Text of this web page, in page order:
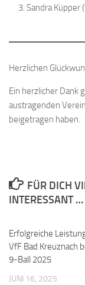
Sandra Küpper
Herzlichen
Ein herzlicher Dank
austragenden
beigetragen haben.
FÜR DICH
INTERESSANT …
Erfolgreiche
VfF Bad Kreuznach
9-Ball 2025
JUNI 16, 2025